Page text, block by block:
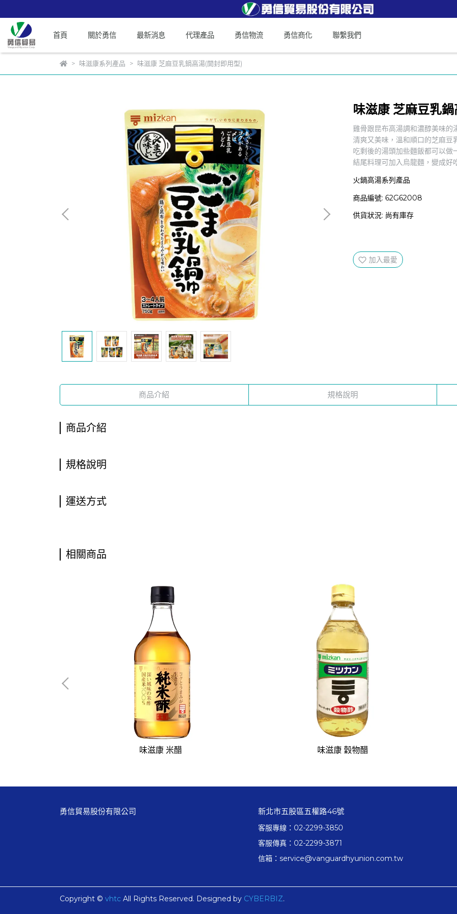
首頁 關於勇信 最新消息 代理產品 勇信物流 勇信商化 聯繫我們
味滋康系列產品 味滋康 芝麻豆乳鍋高湯(開封即用型)
味滋康 芝麻豆乳
雞骨跟昆布高湯調和濃醇美味的
清爽又美味，溫和順口的芝麻豆
吃剩後的湯頭加些麵飯都可以
結尾料理可加入烏龍麵，變成好
火鍋高湯系列產品
商品編號: 62G62008
供貨狀況: 尚有庫存
加入最愛
商品介紹 規格說明
商品介紹
規格說明
運送方式
相關商品
味滋康 米醋 味滋康 穀物醋
勇信貿易股份有限公司 新北市五股區五權路46號
客服專線：02-2299-3850
客服傳真：02-2299-3871
信箱：service@vanguardhyunion.com.tw
Copyright © vhtc All Rights Reserved. Designed by CYBERBIZ.